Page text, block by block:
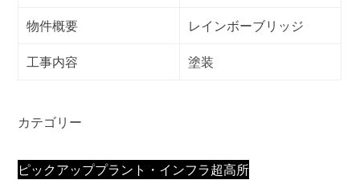
物件概要
レインボーブリッジ
工事内容
塗装
カテゴリー
ピックアッププラント・インフラ超高所